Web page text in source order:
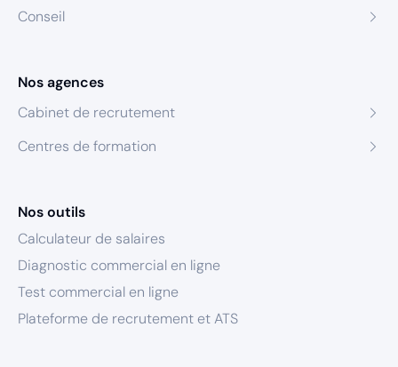
Conseil
Nos agences
Cabinet de recrutement
Centres de formation
Nos outils
Calculateur de salaires
Diagnostic commercial en ligne
Test commercial en ligne
Plateforme de recrutement et ATS